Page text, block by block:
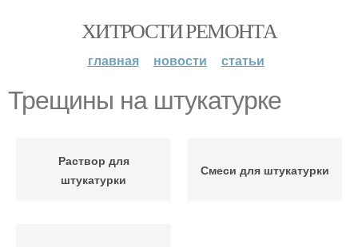
ХИТРОСТИ РЕМОНТА
главная новости статьи
Трещины на штукатурке
Раствор для
штукатурки
Смеси для штукатурки